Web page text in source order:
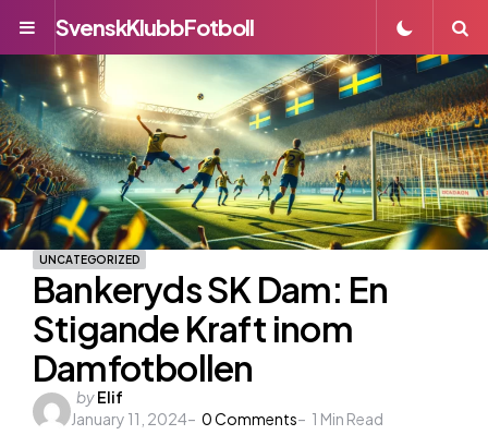
Menu
SvenskKlubbFotboll
UNCATEGORIZED
Bankeryds SK Dam: En
Stigande Kraft inom
Damfotbollen
Posted
by
byElif
January 11, 2024
0Comments 1 Min Read